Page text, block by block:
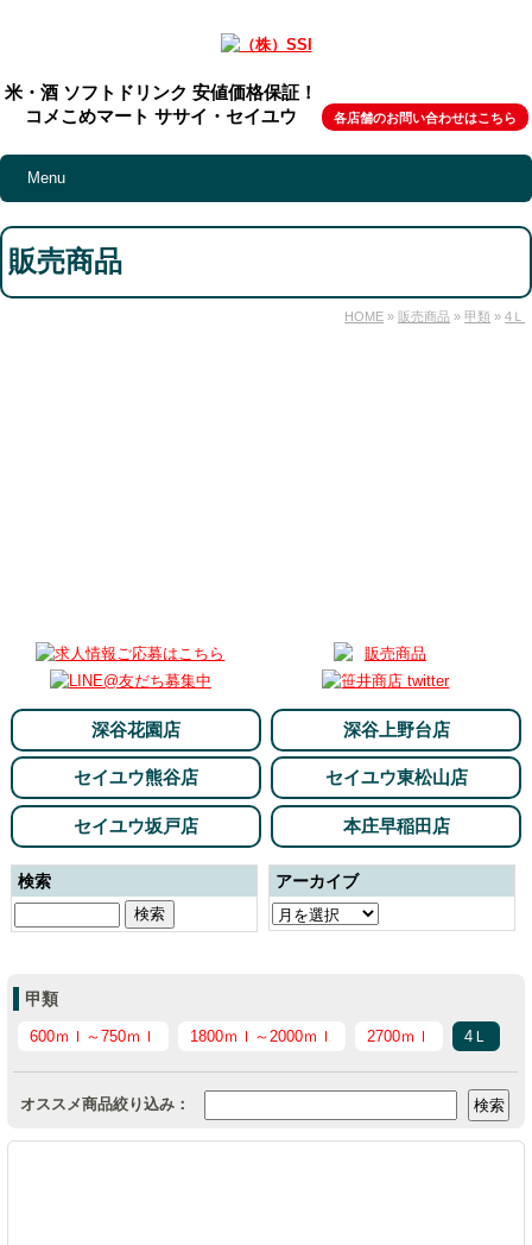
米・酒 ソフトドリンク 安値価格保証！
コメこめマート ササイ・セイユウ
各店舗のお問い合わせはこちら
Menu
販売商品
HOME » 販売商品 » 甲類 »4Ｌ
深谷花園店 深谷上野台店
セイユウ熊谷店 セイユウ東松山店
セイユウ坂戸店 本庄早稲田店
検索 アーカイブ
甲類
600ｍｌ～750ｍｌ 1800ｍｌ～2000ｍｌ 2700ｍｌ 4Ｌ
オススメ商品絞り込み：